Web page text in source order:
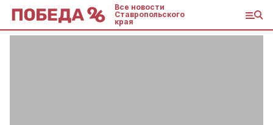
Все новости
Ставропольского
края